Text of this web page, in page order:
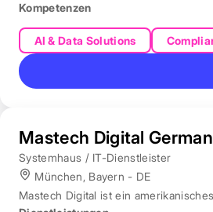
Kompetenzen
AI & Data Solutions
Mastech Digital
Systemhaus / IT-Dienstleister
München, Bayern - DE
Mastech Digital ist ein